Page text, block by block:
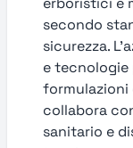
secondo
sicurezza.
e
formulazioni
collabora
sanitario e